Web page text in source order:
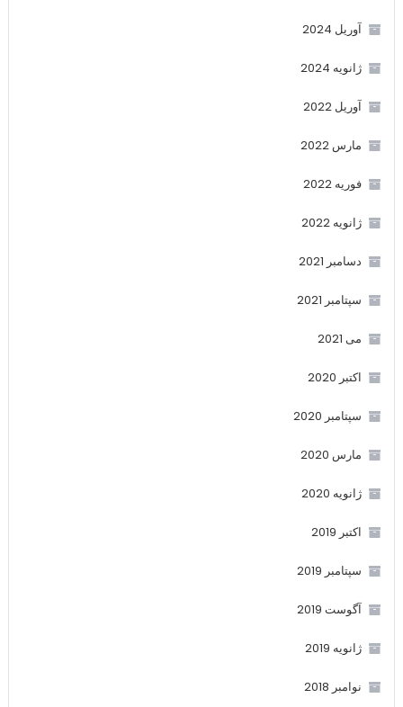
آوریل 2024
ژانویه 2024
آوریل 2022
مارس 2022
فوریه 2022
ژانویه 2022
دسامبر 2021
سپتامبر 2021
می 2021
اکتبر 2020
سپتامبر 2020
مارس 2020
ژانویه 2020
اکتبر 2019
سپتامبر 2019
آگوست 2019
ژانویه 2019
نوامبر 2018